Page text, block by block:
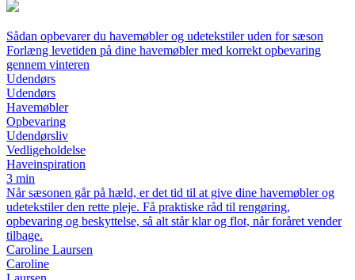
Sådan opbevarer du havemøbler og udetekstiler uden for sæson
Forlæng levetiden på dine havemøbler med korrekt opbevaring
gennem vinteren
Udendørs
Udendørs
Havemøbler
Opbevaring
Udendørsliv
Vedligeholdelse
Haveinspiration
3 min
Når sæsonen går på hæld, er det tid til at give dine havemøbler og
udetekstiler den rette pleje. Få praktiske råd til rengøring,
opbevaring og beskyttelse, så alt står klar og flot, når foråret vender
tilbage.
Caroline Laursen
Caroline